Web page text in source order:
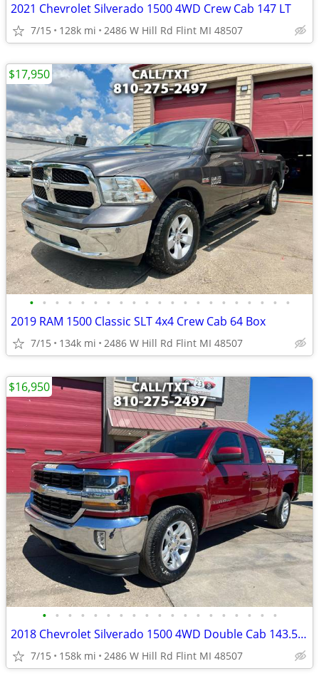
2021 Chevrolet Silverado 1500 4WD Crew Cab 147 LT
7/15 128k mi 2486 W Hill Rd Flint MI 48507
• • • • • • • • • • • • • • • • • • • • •
2019 RAM 1500 Classic SLT 4x4 Crew Cab 64 Box
7/15 134k mi 2486 W Hill Rd Flint MI 48507
$17,950
• • • • • • • • • • • • • • • • • • •
2018 Chevrolet Silverado 1500 4WD Double Cab 143.5 LT w/1LT
7/15 158k mi 2486 W Hill Rd Flint MI 48507
$16,950